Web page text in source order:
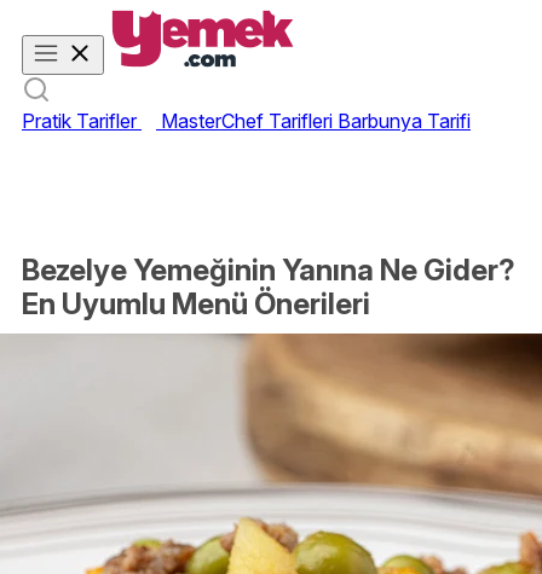
Pratik Tarifler MasterChef Tarifleri Barbunya Tarifi
Bezelye Yemeğinin Yanına Ne Gider?
En Uyumlu Menü Önerileri